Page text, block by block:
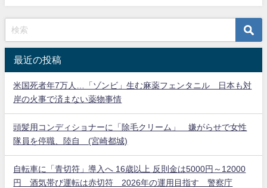
最近の投稿
米国死者年7万人…「ゾンビ」生む麻薬フェンタニル 日本も対
岸の火事で済まない薬物事情
頭髪用コンディショナーに「除毛クリーム」 嫌がらせで女性
隊員を停職、陸自 (宮崎都城)
自転車に「青切符」導入へ 16歳以上 反則金は5000円～12000
円 酒気帯び運転は赤切符 2026年の運用目指す 警察庁